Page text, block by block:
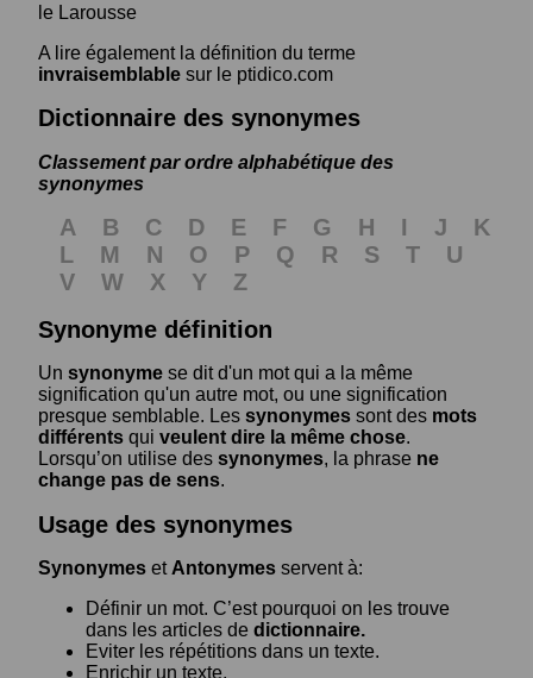
le Larousse
A lire également la définition du terme
invraisemblable sur le ptidico.com
Dictionnaire des synonymes
Classement par ordre alphabétique des
synonymes
A B C D E F G H I J
K
L
M N O P Q R S T
U
V
W X Y
Z
Synonyme définition
Un synonyme se dit d'un mot qui a la même
signification qu'un autre mot, ou une signification
presque semblable. Les synonymes sont des mots
différents qui veulent dire la même chose.
Lorsqu’on utilise des synonymes, la phrase ne
change pas de sens.
Usage des synonymes
Synonymes etAntonymes servent à:
Définir un mot. C’est pourquoi on les trouve
dans les articles de dictionnaire.
Eviter les répétitions dans un texte.
Enrichir un texte.